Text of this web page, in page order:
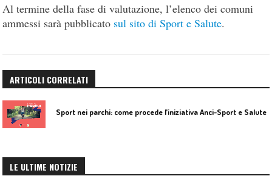
Al termine della fase di valutazione, l’elenco dei comuni
ammessi sarà pubblicato sul sito di Sport e Salute.
ARTICOLI CORRELATI
Sport nei parchi: come procede l’iniziativa Anci-Sport e Salute
LE ULTIME NOTIZIE